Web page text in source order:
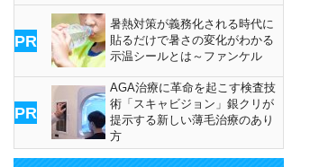
PR
暑熱対策が義務化される時代に
貼るだけで暑さの変化がわかる
示温シールとは～ファンケル
PR
AGA治療に革命を起こす検査技
術「スキャビジョン」銀クリが
提示する新しい薄毛治療のあり
方